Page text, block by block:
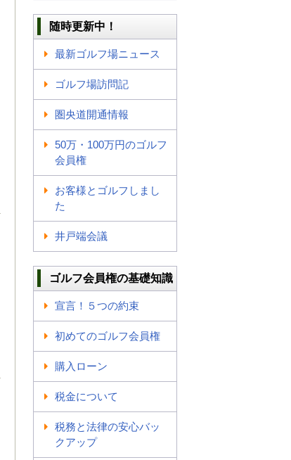
随時更新中！
最新ゴルフ場ニュース
ゴルフ場訪問記
圏央道開通情報
50万・100万円のゴルフ
会員権
お客様とゴルフしまし
た
井戸端会議
ゴルフ会員権の基礎知識
宣言！５つの約束
初めてのゴルフ会員権
購入ローン
税金について
税務と法律の安心バッ
クアップ